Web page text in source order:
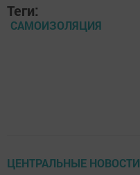
Теги:
САМОИЗОЛЯЦИЯ
ЦЕНТРАЛЬНЫЕ НОВОСТИ